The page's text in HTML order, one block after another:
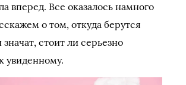
вперед. Все оказалось намного
о том, откуда берутся
стоит ли серьезно
увиденному.